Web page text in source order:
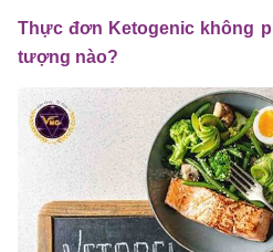
Thực đơn Ketogenic không
tượng nào?